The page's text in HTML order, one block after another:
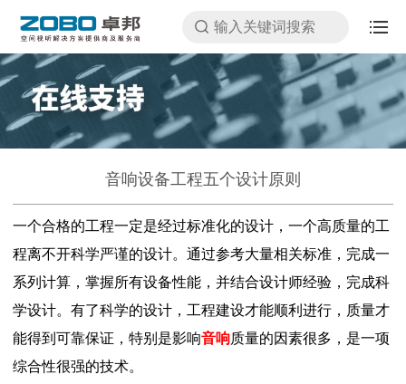
音响设备工程五个设计原则
一个合格的工程一定是经过标准化的设计，一个高质量的工
程离不开科学严谨的设计。通过参考大量相关标准，完成一
系列计算，掌握所有设备性能，并结合设计师经验，完成科
学设计。有了科学的设计，工程建设才能顺利进行，质量才
能得到可靠保证，特别是影响音响质量的因素很多，是一项
综合性很强的技术。